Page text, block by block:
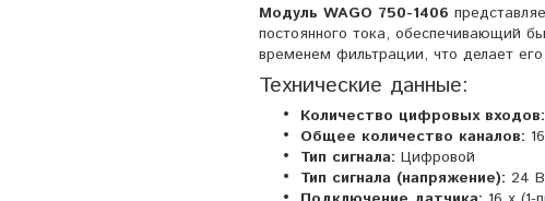
Модуль WAGO 750-1406
постоянного тока, обеспечивающий
временем фильтрации, что делает
Технические данные:
Количество цифровых входов:
Общее количество каналов: 16
Тип сигнала: Цифровой
Тип сигнала (напряжение): 24